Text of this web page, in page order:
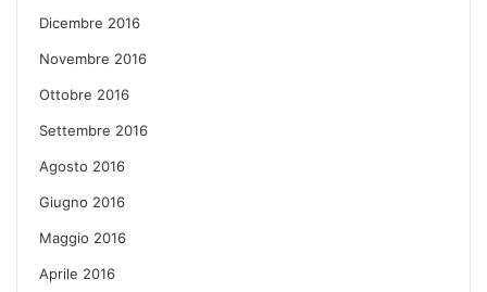
Dicembre 2016
Novembre 2016
Ottobre 2016
Settembre 2016
Agosto 2016
Giugno 2016
Maggio 2016
Aprile 2016